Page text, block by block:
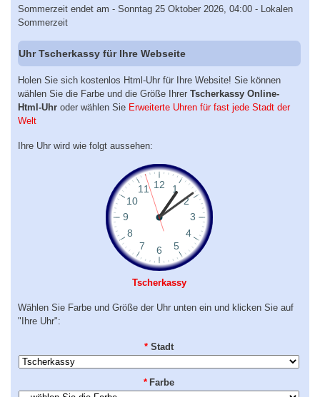
Sommerzeit endet am - Sonntag 25 Oktober 2026, 04:00 - Lokalen
Sommerzeit
Uhr Tscherkassy für Ihre Webseite
Holen Sie sich kostenlos Html-Uhr für Ihre Website! Sie können
wählen Sie die Farbe und die Größe Ihrer Tscherkassy Online-
Html-Uhr oder wählen Sie Erweiterte Uhren für fast jede Stadt der
Welt
Ihre Uhr wird wie folgt aussehen:
Tscherkassy
Wählen Sie Farbe und Größe der Uhr unten ein und klicken Sie auf
"Ihre Uhr":
* Stadt
* Farbe